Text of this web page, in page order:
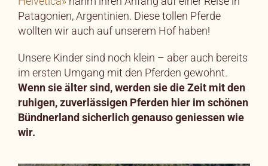
Patagonien, Argentinien. Diese tollen Pferde
wollten wir auch auf unserem Hof haben!
Unsere Kinder sind noch klein – aber auch bereits
im ersten Umgang mit den Pferden gewohnt.
Wenn sie älter sind, werden sie die Zeit mit den
ruhigen, zuverlässigen Pferden hier im schönen
Bündnerland sicherlich genauso geniessen wie
wir.